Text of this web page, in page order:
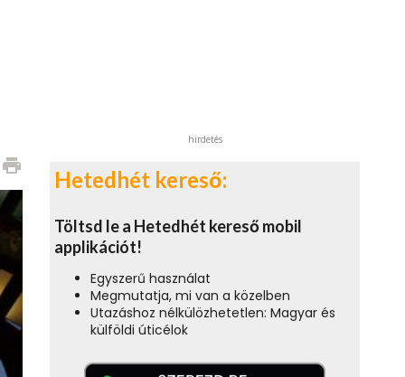
print
hirdetés
Hetedhét kereső:
Töltsd le a Hetedhét kereső mobil
applikációt!
Egyszerű használat
Megmutatja, mi van a közelben
Utazáshoz nélkülözhetetlen: Magyar és
külföldi úticélok